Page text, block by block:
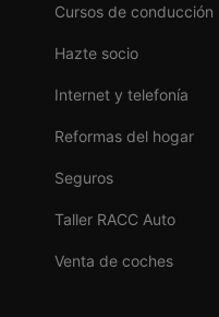
Cursos de conducción
Hazte socio
Internet y telefonía
Reformas del hogar
Seguros
Taller RACC Auto
Venta de coches